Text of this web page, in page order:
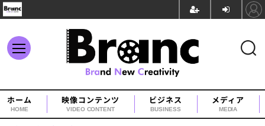
ホーム
HOME
映像コンテンツ
VIDEO CONTENT
ビジネス
BUSINESS
メディア
MEDIA